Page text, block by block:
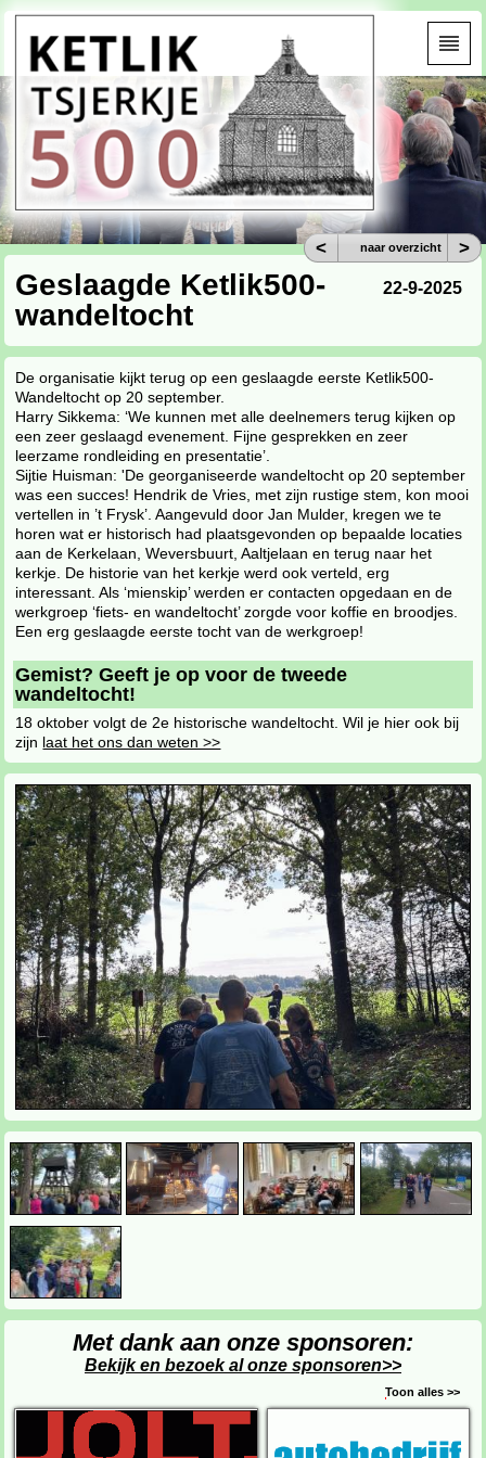
22-9-2025
Geslaagde Ketlik500-
wandeltocht
De organisatie kijkt terug op een geslaagde eerste Ketlik500-
Wandeltocht op 20 september.
Harry Sikkema: ‘We kunnen met alle deelnemers terug kijken op
een zeer geslaagd evenement. Fijne gesprekken en zeer
leerzame rondleiding en presentatie’.
Sijtie Huisman: 'De georganiseerde wandeltocht op 20 september
was een succes! Hendrik de Vries, met zijn rustige stem, kon mooi
vertellen in ’t Frysk’. Aangevuld door Jan Mulder, kregen we te
horen wat er historisch had plaatsgevonden op bepaalde locaties
aan de Kerkelaan, Weversbuurt, Aaltjelaan en terug naar het
kerkje. De historie van het kerkje werd ook verteld, erg
interessant. Als ‘mienskip’ werden er contacten opgedaan en de
werkgroep ‘fiets- en wandeltocht’ zorgde voor koffie en broodjes.
Een erg geslaagde eerste tocht van de werkgroep!
Gemist? Geeft je op voor de tweede
wandeltocht!
18 oktober volgt de 2e historische wandeltocht. Wil je hier ook bij
zijn laat het ons dan weten >>
< naar overzicht >
Met dank aan onze sponsoren:
Bekijk en bezoek al onze sponsoren>>
Toon alles >>